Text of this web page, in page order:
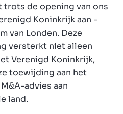
trots de opening van ons
Koninkrijk aan -
van Londen. Deze
versterkt niet alleen
Verenigd Koninkrijk,
toewijding aan het
advies aan
land.